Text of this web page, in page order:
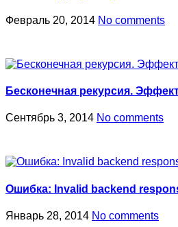
Февраль 20, 2014 No comments
Бесконечная рекурсия.
Сентябрь 3, 2014 No comments
Ошибка: Invalid backend
Январь 28, 2014 No comments